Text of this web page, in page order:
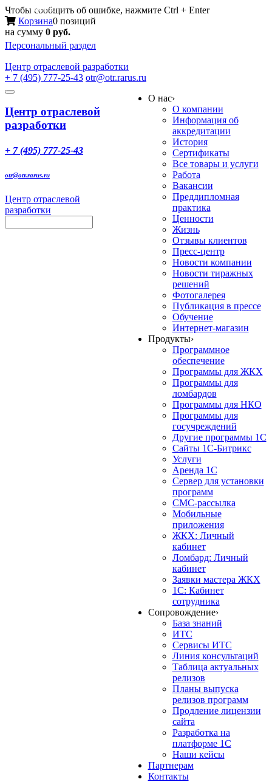
Чтобы сообщить об ошибке, нажмите Ctrl + Enter
Корзина0 позиций
на сумму 0 руб.
Персональный раздел
Центр отраслевой разработки
+ 7 (495) 777-25-43 otr@otr.rarus.ru
Toggle
Меню
Центр отраслевой
разработки
+ 7 (495) 777-25-43
otr@otr.rarus.ru
Центр отраслевой
разработки
О нас›
О компании
Информация об
аккредитации
История
Сертификаты
Все товары и услуги
Работа
Вакансии
Преддипломная
практика
Ценности
Жизнь
Отзывы клиентов
Пресс-центр
Новости компании
Новости тиражных
решений
Фотогалерея
Публикация в прессе
Обучение
Интернет-магазин
Продукты›
Программное
обеспечение
Программы для ЖКХ
Программы для
ломбардов
Программы для НКО
Программы для
госучреждений
Другие программы 1С
Сайты 1С-Битрикс
Услуги
Аренда 1С
Сервер для установки
программ
СМС-рассылка
Мобильные
приложения
ЖКХ: Личный
кабинет
Ломбард: Личный
кабинет
Заявки мастера ЖКХ
1С: Кабинет
сотрудника
Сопровождение›
База знаний
ИТС
Сервисы ИТС
Линия консультаций
Таблица актуальных
релизов
Планы выпуска
релизов программ
Продление лицензии
сайта
Разработка на
платформе 1С
Наши кейсы
Партнерам
Контакты